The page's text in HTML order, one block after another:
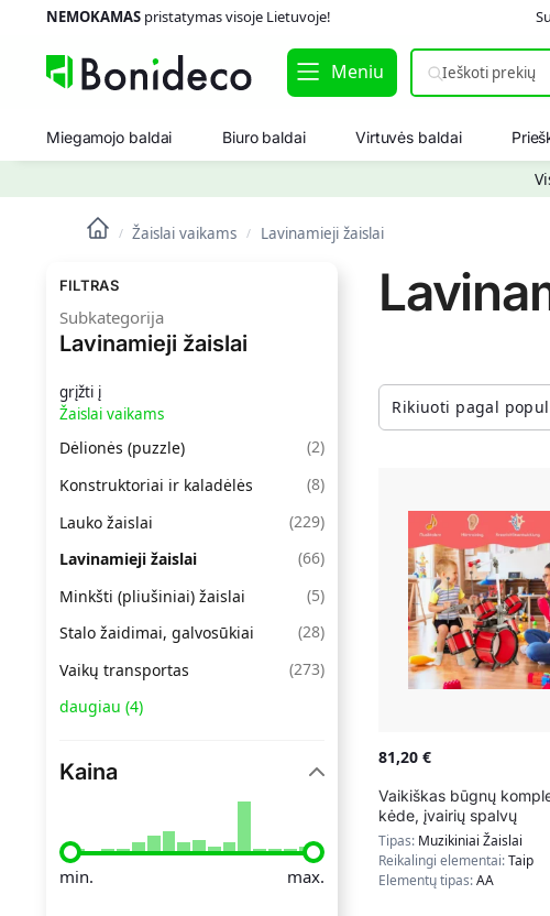
NEMOKAMASpristatymas visoje Lietuvoje!
Meniu
Miegamojo baldai Biuro baldai Virtuvės baldai
/ Žaislai vaikams / Lavinamieji žaislai
81,20€
Vaikiškas būgnų
kėde, įvairių spalvų
Tipas: Muzikiniai Žaislai
Reikalingi elementai:Taip
Elementų tipas:AA
FILTRAS
Subkategorija
Lavinamieji žaislai
grįžti į
Žaislai vaikams
Dėlionės (puzzle) (2)
Konstruktoriai ir kaladėlės
(8)
Lauko žaislai
(229)
Lavinamieji žaislai
(66)
Minkšti (pliušiniai) žaislai
(5)
Stalo žaidimai, galvosūkiai
(28)
Vaikų transportas
(273)
daugiau (4)
Kaina
min. max.